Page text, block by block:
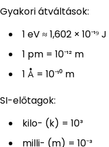
Gyakori átváltások:
1 eV ≈ 1,602 × 10⁻¹⁹ J
1 pm = 10⁻¹² m
1 Å = 10⁻¹⁰ m
SI-előtagok:
kilo- (k) = 10³
milli- (m) = 10⁻³